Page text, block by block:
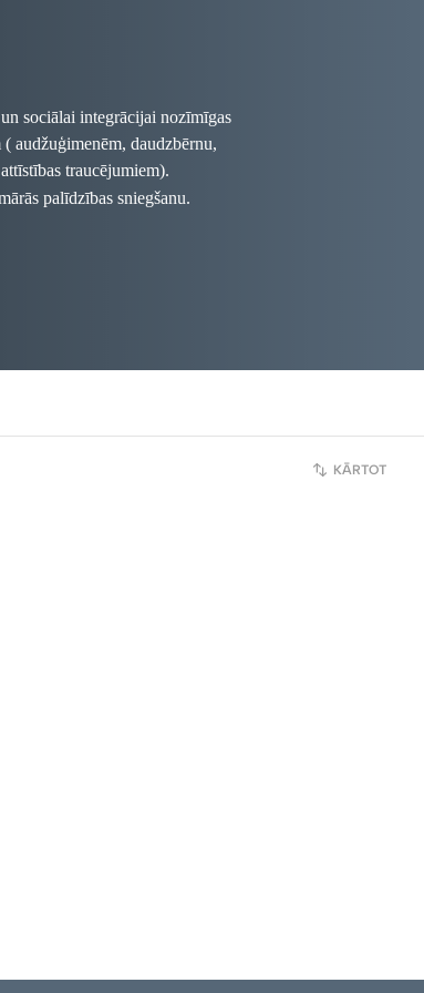
sociālai integrācijai nozīmīgas
audžuģimenēm, daudzbērnu,
traucējumiem).
palīdzības sniegšanu.
F64 fotogrāfi: Anita
Ilze Zvēra
KĀRTOT